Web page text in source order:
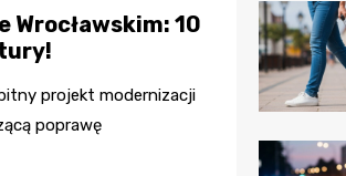
Stacja paliw
Restauracja
sportowe
Urząd miasta
Wrocławskim: 10
projekt modernizacji
poprawę